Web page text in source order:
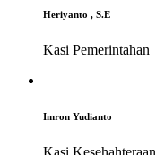
Heriyanto , S.E
Kasi Pemerintahan
Imron Yudianto
Kasi Kesehahteraan